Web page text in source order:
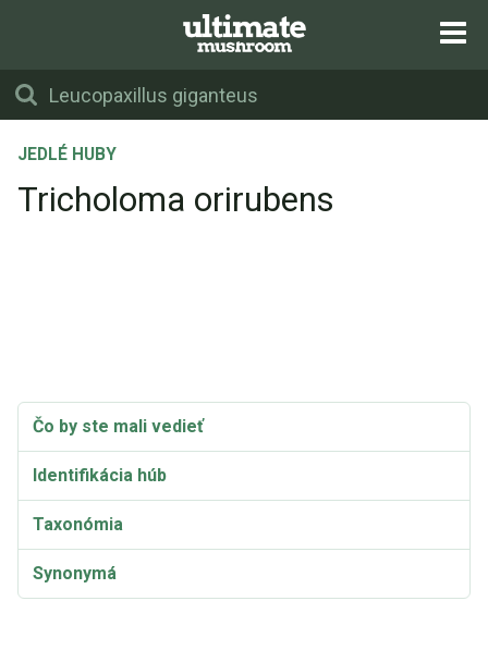
JEDLÉ HUBY
Tricholoma orirubens
Čo by ste mali vedieť
Identifikácia húb
Taxonómia
Synonymá